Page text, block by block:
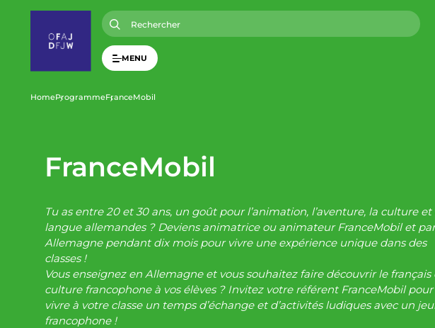
MENU
F
d
A
HomeProgrammeFranceMobil
FranceMobil
Tu as entre 20 et 30 ans, un goût pour l’animation, l’aventure, la culture et
langue allemandes ? Deviens animatrice ou animateur FranceMobil et
Allemagne pendant dix mois pour vivre une expérience unique dans des
classes !
Vous enseignez en Allemagne et vous souhaitez faire découvrir le français
culture francophone à vos élèves ? Invitez votre référent FranceMobil
vivre à votre classe un temps d’échange et d’activités ludiques avec un
francophone !